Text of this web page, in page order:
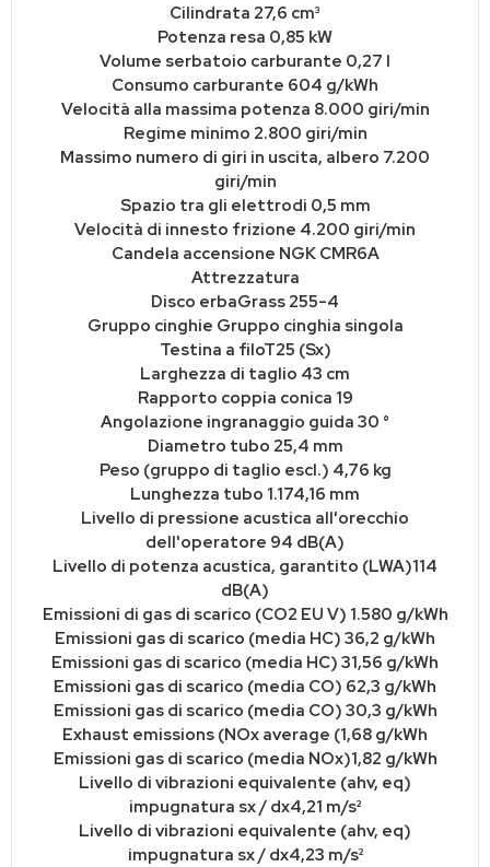
Cilindrata 27,6 cm³
Potenza resa 0,85 kW
Volume serbatoio carburante 0,27 l
Consumo carburante 604 g/kWh
Velocità alla massima potenza 8.000 giri/min
Regime minimo 2.800 giri/min
Massimo numero di giri in uscita, albero 7.200
giri/min
Spazio tra gli elettrodi 0,5 mm
Velocità di innesto frizione 4.200 giri/min
Candela accensione NGK CMR6A
Attrezzatura
Disco erbaGrass 255-4
Gruppo cinghie Gruppo cinghia singola
Testina a filoT25 (Sx)
Larghezza di taglio 43 cm
Rapporto coppia conica 19
Angolazione ingranaggio guida 30 °
Diametro tubo 25,4 mm
Peso (gruppo di taglio escl.) 4,76 kg
Lunghezza tubo 1.174,16 mm
Livello di pressione acustica all'orecchio
dell'operatore 94 dB(A)
Livello di potenza acustica, garantito (LWA)114
dB(A)
Emissioni di gas di scarico (CO2 EU V) 1.580 g/kWh
Emissioni gas di scarico (media HC) 36,2 g/kWh
Emissioni gas di scarico (media HC) 31,56 g/kWh
Emissioni gas di scarico (media CO) 62,3 g/kWh
Emissioni gas di scarico (media CO) 30,3 g/kWh
Exhaust emissions (NOx average (1,68 g/kWh
Emissioni gas di scarico (media NOx)1,82 g/kWh
Livello di vibrazioni equivalente (ahv, eq)
impugnatura sx / dx4,21 m/s²
Livello di vibrazioni equivalente (ahv, eq)
impugnatura sx / dx4,23 m/s²